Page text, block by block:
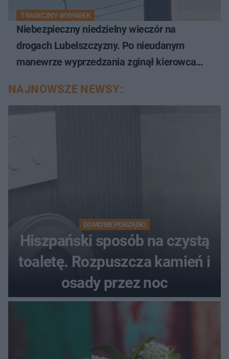
TRAGICZNY WYPADEK
Niebezpieczny niedzielny wieczór na
drogach Lubelszczyzny. Po nieudanym
manewrze wyprzedzania zginął kierowca
NAJNOWSZE NEWSY:
DOMOWE PORZĄDKI
Hiszpański sposób na czystą
toaletę. Rozpuszcza kamień i
osady przez noc